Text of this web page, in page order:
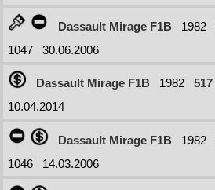
Dassault Mirage F1B 1982
1047
30.06.2006
Dassault Mirage F1B 1982 517
10.04.2014
Dassault Mirage F1B 1982
1046
14.03.2006